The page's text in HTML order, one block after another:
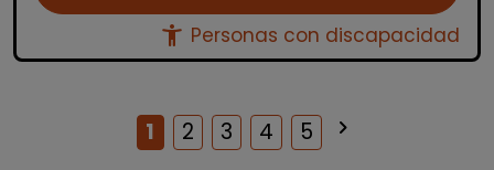
accessibility_new Personas con discapacidad
1 2 3 4 5 keyboard_arrow_right